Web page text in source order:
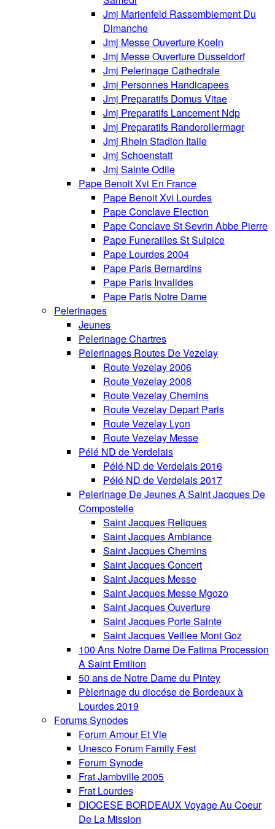
Jmj Marienfeld Rassemblement Du
Dimanche
Jmj Messe Ouverture Koeln
Jmj Messe Ouverture Dusseldorf
Jmj Pelerinage Cathedrale
Jmj Personnes Handicapees
Jmj Preparatifs Domus Vitae
Jmj Preparatifs Lancement Ndp
Jmj Preparatifs Randorollermagr
Jmj Rhein Stadion Italie
Jmj Schoenstatt
Jmj Sainte Odile
Pape Benoit Xvi En France
Pape Benoit Xvi Lourdes
Pape Conclave Election
Pape Conclave St Sevrin Abbe Pierre
Pape Funerailles St Sulpice
Pape Lourdes 2004
Pape Paris Bernardins
Pape Paris Invalides
Pape Paris Notre Dame
Pelerinages
Jeunes
Pelerinage Chartres
Pelerinages Routes De Vezelay
Route Vezelay 2006
Route Vezelay 2008
Route Vezelay Chemins
Route Vezelay Depart Paris
Route Vezelay Lyon
Route Vezelay Messe
Pélé ND de Verdelais
Pélé ND de Verdelais 2016
Pélé ND de Verdelais 2017
Pelerinage De Jeunes A Saint Jacques De
Compostelle
Saint Jacques Reliques
Saint Jacques Ambiance
Saint Jacques Chemins
Saint Jacques Concert
Saint Jacques Messe
Saint Jacques Messe Mgozo
Saint Jacques Ouverture
Saint Jacques Porte Sainte
Saint Jacques Veillee Mont Goz
100 Ans Notre Dame De Fatima Procession
A Saint Emilion
50 ans de Notre Dame du Pintey
Pèlerinage du diocése de Bordeaux à
Lourdes 2019
Forums Synodes
Forum Amour Et Vie
Unesco Forum Family Fest
Forum Synode
Frat Jambville 2005
Frat Lourdes
DIOCESE BORDEAUX Voyage Au Coeur
De La Mission